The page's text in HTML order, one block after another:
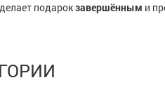
подарокзавершённым и